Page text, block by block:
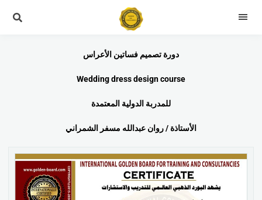
دورة تصميم فساتين الأعراس
Wedding dress design course
للمدربة الدولية المعتمدة
الأستاذة / روان عبدالله مسفر الشمراني